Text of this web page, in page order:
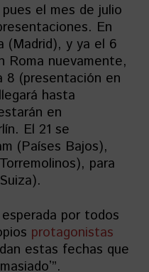
el mes de julio
En
(Madrid), y ya el 6
Roma nuevamente,
8 (presentación en
hasta
en
El 21 se
(Países Bajos),
para
por todos
protagonistas
estas fechas que